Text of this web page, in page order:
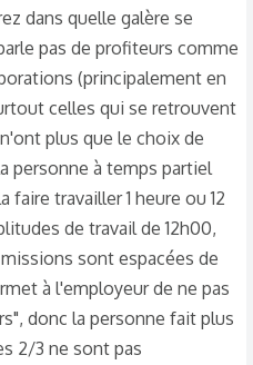
dans quelle galère se
pas de profiteurs comme
(principalement en
celles qui se retrouvent
plus que le choix de
personne à temps partiel
travailler 1 heure ou 12
de travail de 12h00,
sont espacées de
à l'employeur de ne pas
donc la personne fait plus
2/3 ne sont pas